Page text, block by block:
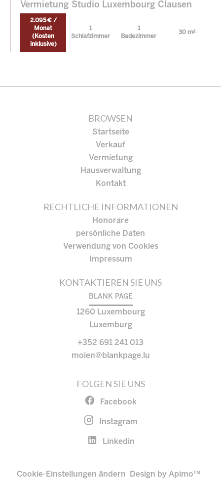
Vermietung Studio Luxembourg Clausen
2.095 € /
Monat
(Kosten
inklusive)
1
Schlafzimmer
1
Badezimmer
30 m²
BROWSEN
Startseite
Verkauf
Vermietung
Hausverwaltung
Kontakt
RECHTLICHE INFORMATIONEN
Honorare
persönliche Daten
Verwendung von Cookies
Impressum
KONTAKTIEREN SIE UNS
BLANK PAGE
1260 Luxembourg
Luxemburg
+352 691 241 013
moien@blankpage.lu
FOLGEN SIE UNS
Facebook
Instagram
Linkedin
Cookie-Einstellungen ändern Design by Apimo™